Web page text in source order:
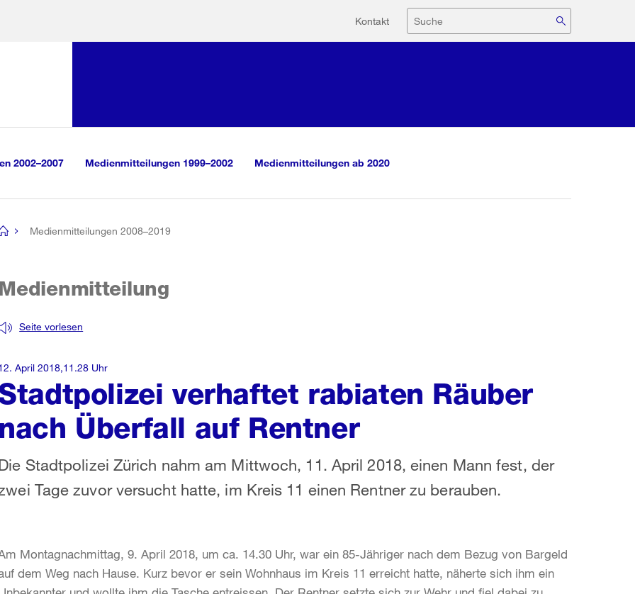
Hilfsnavigation
Kontakt Suche
2002–2007 Medienmitteilungen 1999–2002 Medienmitteilungen ab 2020
Medienmitteilungen 2008–2019
verhaftet rabiaten Räuber
nach Überfall auf Rentner
Seite vorlesen
Stadtpolizei Zürich nahm am Mittwoch, 11. April 2018, einen Mann fest, der
Tage zuvor versucht hatte, im Kreis 11 einen Rentner zu berauben.
April 2018,11.28 Uhr
Montagnachmittag, 9. April 2018, um ca. 14.30 Uhr, war ein 85-Jähriger nach dem Bezug von Bargeld
dem Weg nach Hause. Kurz bevor er sein Wohnhaus im Kreis 11 erreicht hatte, näherte sich ihm ein